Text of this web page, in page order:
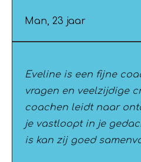
Man, 23 jaar
Eveline is een fijne
vragen en veelzijdige
coachen leidt naar
je vastloopt in je
is kan zij goed